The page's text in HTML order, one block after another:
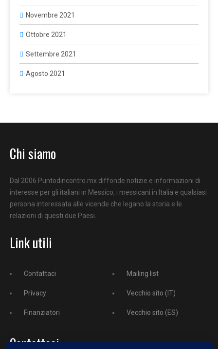
Novembre 2021
Ottobre 2021
Settembre 2021
Agosto 2021
Chi siamo
Dal 2006 Puntodincontro.mx diffonde notizie e informazioni di
interesse per gli italiani in Messico, i messicani in Italia e qualsiasi
persona interessata alle vicende che legano la storia e le
relazioni di questi due Paesi.
Link utili
Contattaci
Privacy
Finanziatori
Mailing list
Vecchio sito (IT)
Vecchio sito (ES)
Contattaci